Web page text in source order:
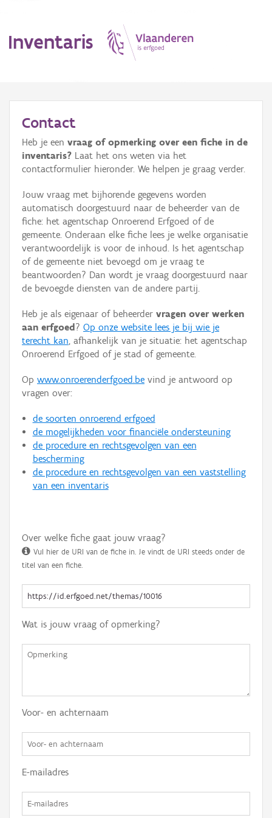
Inventaris
Erfgoedobject
Aanduidingsobject
Waarneming
Thema
Gebeurtenis
Persoon of collectief
Hergebruik
Aanmelden
Contact
Heb je een vraag of opmerking over een fiche in de
inventaris? Laat het ons weten via het
contactformulier hieronder. We helpen je graag verder.
Jouw vraag met bijhorende gegevens worden
automatisch doorgestuurd naar de beheerder van de
fiche: het agentschap Onroerend Erfgoed of de
gemeente. Onderaan elke fiche lees je welke organisatie
verantwoordelijk is voor de inhoud. Is het agentschap
of de gemeente niet bevoegd om je vraag te
beantwoorden? Dan wordt je vraag doorgestuurd naar
de bevoegde diensten van de andere partij.
Heb je als eigenaar of beheerder vragen over werken
aan erfgoed ? Op onze website lees je bij wie je
terecht kan, afhankelijk van je situatie: het agentschap
Onroerend Erfgoed of je stad of gemeente.
Op www.onroerenderfgoed.be vind je antwoord op
vragen over:
de soorten onroerend erfgoed
de mogelijkheden voor financiële ondersteuning
de procedure en rechtsgevolgen van een
bescherming
de procedure en rechtsgevolgen van een vaststelling
van een inventaris
Over welke fiche gaat jouw vraag?
Vul hier de URI van de fiche in. Je vindt de URI steeds onder de
titel van een fiche.
Wat is jouw vraag of opmerking?
Voor- en achternaam
E-mailadres